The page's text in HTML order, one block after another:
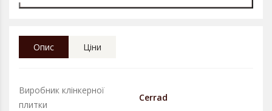
Опис Ціни
Виробник клінкерної
плитки
Cerrad